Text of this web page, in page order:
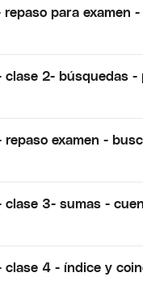
para examen -
clase 2- búsquedas
repaso examen -
clase 3- sumas -
clase 4 - índice y